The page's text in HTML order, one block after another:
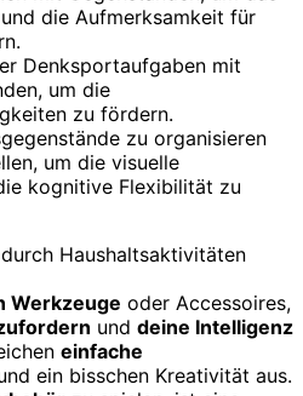
die Aufmerksamkeit für
Denksportaufgaben mit
um die
zu fördern.
zu organisieren
um die visuelle
kognitive Flexibilität zu
Werkzeuge oder Accessoires,
und deine Intelligenz
einfache
ein bisschen Kreativität aus.